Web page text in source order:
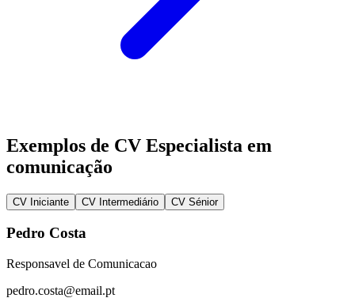
Exemplos de CV Especialista em
comunicação
CV Iniciante CV Intermediário CV Sénior
Pedro Costa
Responsavel de Comunicacao
pedro.costa@email.pt